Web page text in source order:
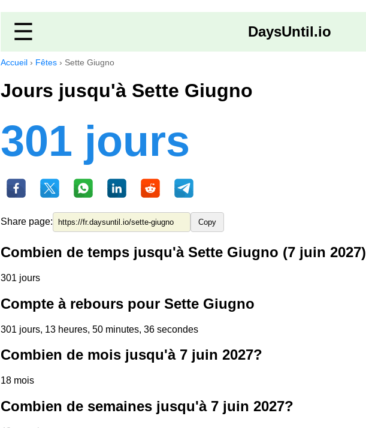
☰ DaysUntil.io
Accueil › Fêtes › Sette Giugno
Jours jusqu'à Sette Giugno
301 jours
Share page: Copy
Combien de temps jusqu'à Sette Giugno (7 juin 2027)
301 jours
Compte à rebours pour Sette Giugno
301 jours, 13 heures, 50 minutes, 36 secondes
Combien de mois jusqu'à 7 juin 2027?
18 mois
Combien de semaines jusqu'à 7 juin 2027?